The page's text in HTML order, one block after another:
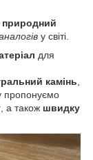
природний
у світі.
для
камінь,
пропонуємо
, а також швидку